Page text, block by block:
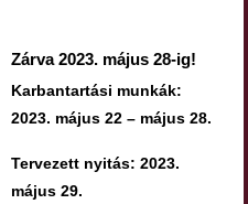
Zárva 2023. május 28-ig!
Karbantartási munkák:
2023. május 22 – május 28.
Tervezett nyitás: 2023.
május 29.